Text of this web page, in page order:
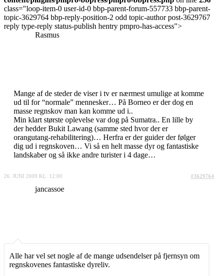
class="loop-item-0 user-id-0 bbp-parent-forum-557733 bbp-parent-
topic-3629764 bbp-reply-position-2 odd topic-author post-3629767
reply type-reply status-publish hentry pmpro-has-access">
Rasmus
Mange af de steder de viser i tv er nærmest umulige at komme
ud til for “normale” mennesker… På Borneo er der dog en
masse regnskov man kan komme ud i..
Min klart største oplevelse var dog på Sumatra.. En lille by
der hedder Bukit Lawang (samme sted hvor der er
orangutang-rehabilitering)… Herfra er der guider der følger
dig ud i regnskoven… Vi så en helt masse dyr og fantastiske
landskaber og så ikke andre turister i 4 dage…
26. JUNI 2009 KL. 12:00 #3629764
jancassoe
Alle har vel set nogle af de mange udsendelser på fjernsyn om
regnskovenes fantastiske dyreliv.